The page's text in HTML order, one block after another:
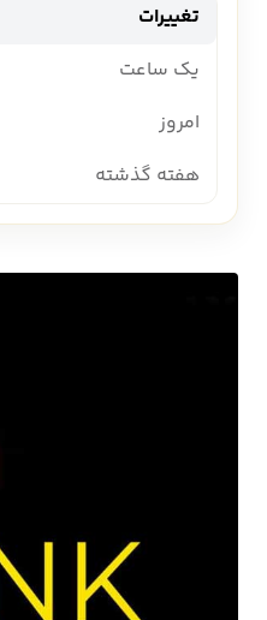
تغییرات
یک ساعت
امروز
هفته گذشته